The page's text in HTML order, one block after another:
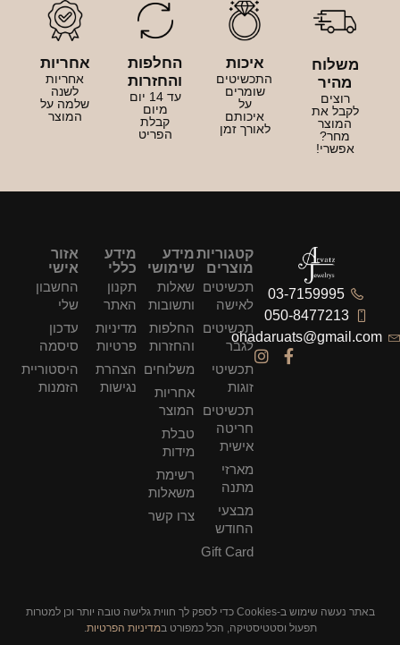
משלוח
מהיר
רוצים
לקבל את
המוצר
מחר?
אפשרי!
איכות
התכשיטים
שומרים
על
איכותם
לאורך זמן
החלפות
והחזרות
עד 14 יום
מיום
קבלת
הפריט
אחריות
אחריות
לשנה
שלמה על
המוצר
03-7159995
050-8477213
ohadaruats@gmail.com
קטגוריות
מוצרים
תכשיטים
לאישה
תכשיטים
לגבר
תכשיטי
זוגות
תכשיטים
חריטה
אישית
מארזי
מתנה
מבצעי
החודש
Gift Card
מידע
שימושי
שאלות
ותשובות
החלפות
והחזרות
משלוחים
אחריות
המוצר
טבלת
מידות
רשימת
משאלות
צרו קשר
מידע
כללי
תקנון
האתר
מדיניות
פרטיות
הצהרת
נגישות
אזור
אישי
החשבון
שלי
עדכון
סיסמה
היסטוריית
הזמנות
באתר נעשה שימוש ב-Cookies כדי לספק לך חווית גלישה טובה יותר וכן למטרות
תפעול וסטטיסטיקה, הכל כמפורט במדיניות הפרטיות.